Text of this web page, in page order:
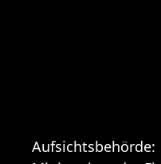
Aufsichtsbehörde: